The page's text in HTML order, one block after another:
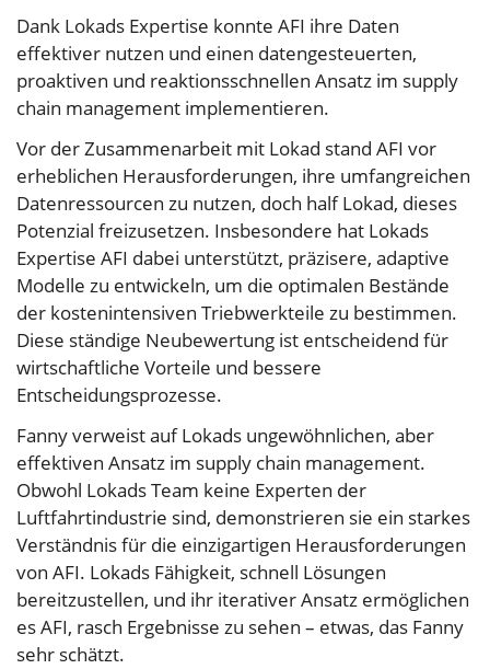
Dank Lokads Expertise konnte AFI ihre Daten
effektiver nutzen und einen datengesteuerten,
proaktiven und reaktionsschnellen Ansatz im supply
chain management implementieren.
Vor der Zusammenarbeit mit Lokad stand AFI vor
erheblichen Herausforderungen, ihre umfangreichen
Datenressourcen zu nutzen, doch half Lokad, dieses
Potenzial freizusetzen. Insbesondere hat Lokads
Expertise AFI dabei unterstützt, präzisere, adaptive
Modelle zu entwickeln, um die optimalen Bestände
der kostenintensiven Triebwerkteile zu bestimmen.
Diese ständige Neubewertung ist entscheidend für
wirtschaftliche Vorteile und bessere
Entscheidungsprozesse.
Fanny verweist auf Lokads ungewöhnlichen, aber
effektiven Ansatz im supply chain management.
Obwohl Lokads Team keine Experten der
Luftfahrtindustrie sind, demonstrieren sie ein starkes
Verständnis für die einzigartigen Herausforderungen
von AFI. Lokads Fähigkeit, schnell Lösungen
bereitzustellen, und ihr iterativer Ansatz ermöglichen
es AFI, rasch Ergebnisse zu sehen – etwas, das Fanny
sehr schätzt.